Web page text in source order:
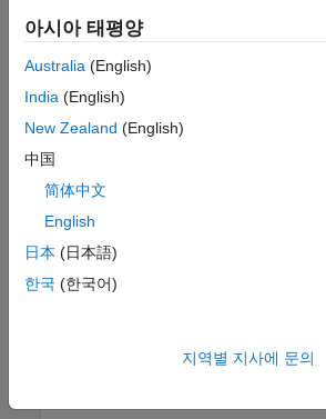
동적 모델을 사용한 회귀
도움말 항목
결함 검출 및 진단을 위한 결정 모델
정상 데이터와 결함 데이터에서 추출한
아시아 태평양
Australia (English)
India (English)
New Zealand (English)
中国
简体中文
English
日本 (日本語)
한국 (한국어)
지역별 지사에 문의